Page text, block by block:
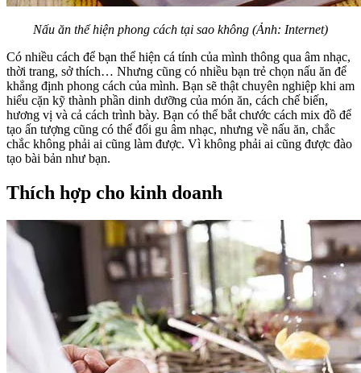
Nấu ăn thể hiện phong cách tại sao không (Ảnh: Internet)
Có nhiều cách để bạn thể hiện cá tính của mình thông qua âm nhạc,
thời trang, sở thích… Nhưng cũng có nhiều bạn trẻ chọn nấu ăn để
khẳng định phong cách của mình. Bạn sẽ thật chuyên nghiệp khi am
hiểu cặn kỹ thành phần dinh dưỡng của món ăn, cách chế biến,
hương vị và cả cách trình bày. Bạn có thể bắt chước cách mix đồ để
tạo ấn tượng cũng có thể đổi gu âm nhạc, nhưng về nấu ăn, chắc
chắc không phải ai cũng làm được. Vì không phải ai cũng được đào
tạo bài bản như bạn.
Thích hợp cho kinh doanh